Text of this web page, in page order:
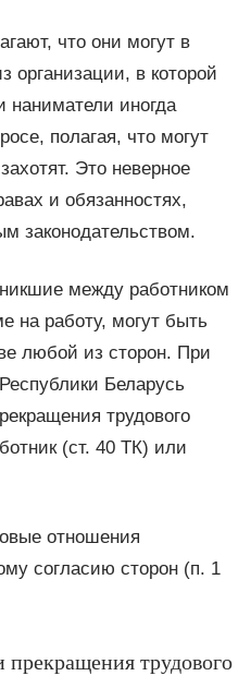
что они могут в
организации, в которой
наниматели иногда
полагая, что могут
Это неверное
и обязанностях,
законодательством.
между работником
на работу, могут быть
любой из сторон. При
Беларусь
трудового
(ст. 40 ТК) или
отношения
согласию сторон (п. 1
трудового